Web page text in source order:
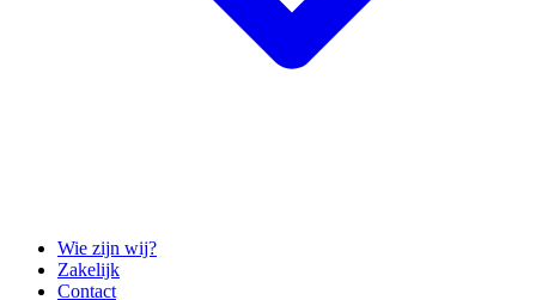
Wie zijn wij?
Zakelijk
Contact